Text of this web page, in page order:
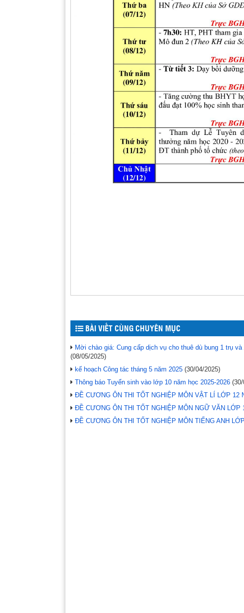
BÀI VIẾT CÙNG CHUYÊN MỤC
Mời chào giá: Cung cấp dịch vụ cho thuê dù bung 1 trụ
(08/05/2025)
kế hoạch Công tác tháng 5 năm 2025 (30/04/2025)
Thông báo Tuyển sinh vào lớp 10 năm học 2025-2026
ĐỀ CƯƠNG ÔN THI TỐT NGHIỆP MÔN VẬT LÍ LỚP 12
ĐỀ CƯƠNG ÔN THI TỐT NGHIỆP MÔN NGỮ VĂN LỚP
ĐỀ CƯƠNG ÔN THI TỐT NGHIỆP MÔN TIẾNG ANH